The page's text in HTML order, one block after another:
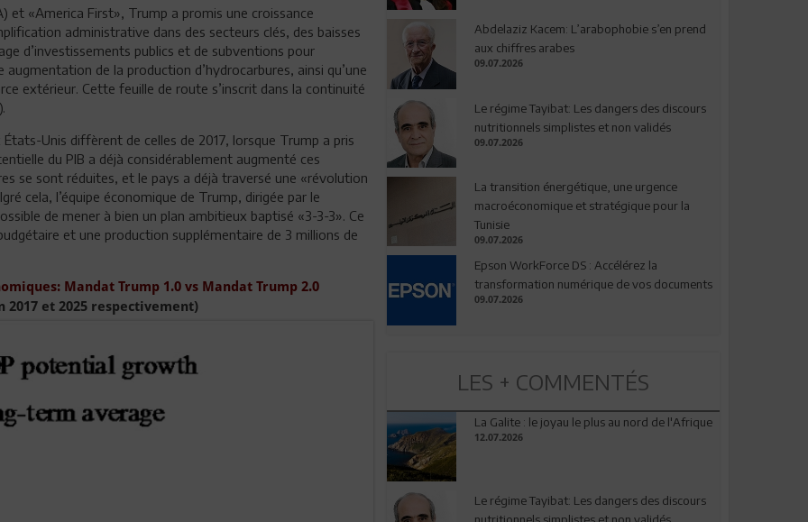
et «America First», Trump a promis une croissance
administrative dans des secteurs clés, des baisses
d’investissements publics et de subventions pour
de la production d’hydrocarbures, ainsi qu’une
extérieur. Cette feuille de route s’inscrit dans la continuité
Unis diffèrent de celles de 2017, lorsque Trump a pris
du PIB a déjà considérablement augmenté ces
se sont réduites, et le pays a déjà traversé une «révolution
cela, l’équipe économique de Trump, dirigée par le
de mener à bien un plan ambitieux baptisé «3-3-3». Ce
et une production supplémentaire de 3 millions de
Mandat Trump 1.0 vs Mandat Trump 2.0
2017 et 2025 respectivement)
Abdelaziz Kacem: L’arabophobie s’en prend
aux chiffres arabes
09.07.2026
Le régime Tayibat: Les dangers des discours
nutritionnels simplistes et non validés
09.07.2026
La transition énergétique, une urgence
macroéconomique et stratégique pour la
Tunisie
09.07.2026
Epson WorkForce DS : Accélérez la
transformation numérique de vos documents
09.07.2026
LES + COMMENTÉS
La Galite : le joyau le plus au nord de l'Afrique
12.07.2026
Le régime Tayibat: Les dangers des discours